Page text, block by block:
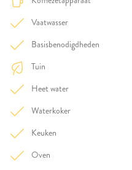
Vaatwasser
Basisbenodigdheden
Tuin
Heet water
Waterkoker
Keuken
Oven